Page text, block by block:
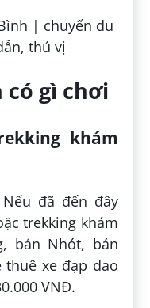
có gì chơi
khám
đã đến đây
trekking khám
bản Nhót, bản
thuê xe đạp dao
VNĐ.